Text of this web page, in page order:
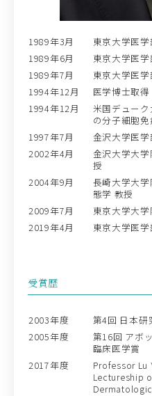
1989年3月
東京大学医
1989年6月
東京大学医
1989年7月
東京大学医
1994年12月
医学博士取得
1994年12月
米国デュー
の分子細胞免
1997年7月
金沢大学医
2002年4月
金沢大学大
授
2004年9月
長崎大学大
態学 教授
2009年7月
東京大学大
2019年4月
東京大学医
受賞歴
2003年度
第4回 日本研
2005年度
第16回 アボ
臨床医学賞
2017年度
Professor Lu
Lectureship